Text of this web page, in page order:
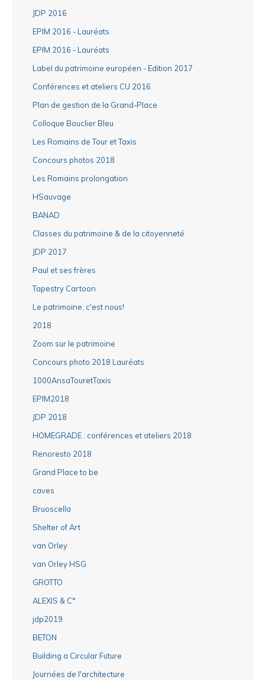
JDP 2016
EPIM 2016 - Lauréats
EPIM 2016 - Lauréats
Label du patrimoine européen - Edition 2017
Conférences et ateliers CU 2016
Plan de gestion de la Grand-Place
Colloque Bouclier Bleu
Les Romains de Tour et Taxis
Concours photos 2018
Les Romains prolongation
HSauvage
BANAD
Classes du patrimoine & de la citoyenneté
JDP 2017
Paul et ses frères
Tapestry Cartoon
Le patrimoine, c'est nous!
2018
Zoom sur le patrimoine
Concours photo 2018 Lauréats
1000AnsaTouretTaxis
EPIM2018
JDP 2018
HOMEGRADE : conférences et ateliers 2018
Renoresto 2018
Grand Place to be
caves
Bruoscella
Shelter of Art
van Orley
van Orley HSG
GROTTO
ALEXIS & C°
jdp2019
BETON
Building a Circular Future
Journées de l'architecture